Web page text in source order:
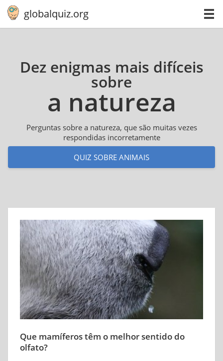
globalquiz.org
Dez enigmas mais difíceis
sobre
a natureza
Perguntas sobre a natureza, que são muitas vezes
respondidas incorretamente
QUIZ SOBRE ANIMAIS
Que mamíferos têm o melhor sentido do
olfato?